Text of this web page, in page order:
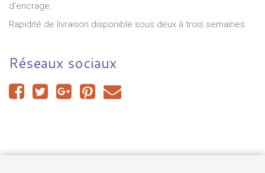
d'encrage.
Rapidité de livraison disponible sous deux à trois semaines
Réseaux sociaux